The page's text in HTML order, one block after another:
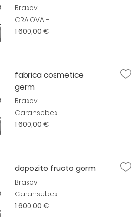
Brasov
CRAIOVA -...
1 600,00 €
fabrica cosmetice
germ
Brasov
Caransebes
1 600,00 €
depozite fructe germ
Brasov
Caransebes
1 600,00 €